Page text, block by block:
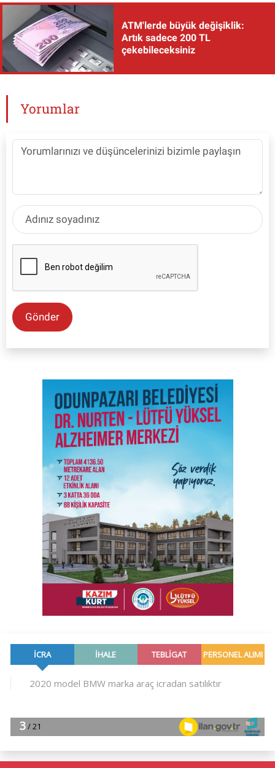
ATM'lerde büyük değişiklik:
Artık sadece 200 TL
çekebileceksiniz
Yorumlar
Gönder